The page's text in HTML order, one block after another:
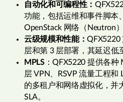
自动化和可编程性：
功能，包括运维和事件脚本
OpenStack 网络（Neutron
云级规模和性能：QFX5220
层和第 3 层部署，其延迟低
MPLS：QFX5220 提供各种
层 VPN、RSVP 流量工程和
的多租户和网络虚拟化，并
SLA。